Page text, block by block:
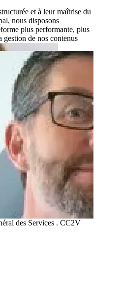
et à leur maîtrise du
nous disposons
plus performante, plus
gestion de nos contenus
des Services . CC2V